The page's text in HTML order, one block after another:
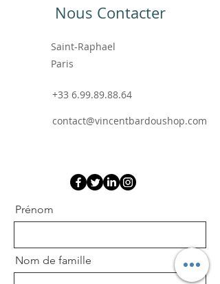
Nous Contacter
Saint-Raphael
Paris
+33 6.99.89.88.64
contact@vincentbardoushop.com
Prénom
Nom de famille